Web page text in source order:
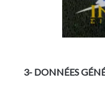
3- DONNÉES